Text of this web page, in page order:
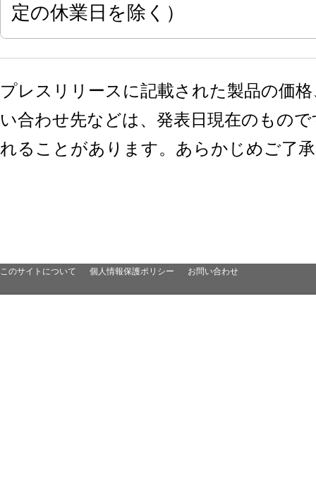
定の休業日を除く）
プレスリリースに記載された製品の価
い合わせ先などは、発表日現在のもの
れることがあります。あらかじめご了
このサイトについて 個人情報保護ポリシー お問い合わせ